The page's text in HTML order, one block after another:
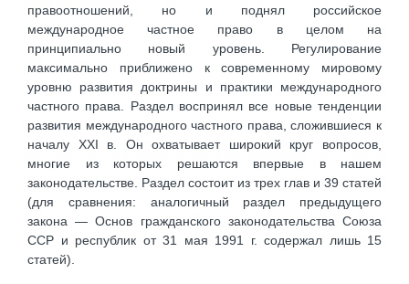
правоотношений, но и поднял российское
международное частное право в целом на
принципиально новый уровень. Регулирование
максимально приближено к современному мировому
уровню развития доктрины и практики международного
частного права. Раздел воспринял все новые тенденции
развития международного частного права, сложившиеся к
началу XXI в. Он охватывает широкий круг вопросов,
многие из которых решаются впервые в нашем
законодательстве. Раздел состоит из трех глав и 39 статей
(для сравнения: аналогичный раздел предыдущего
закона — Основ гражданского законодательства Союза
ССР и республик от 31 мая 1991 г. содержал лишь 15
статей).